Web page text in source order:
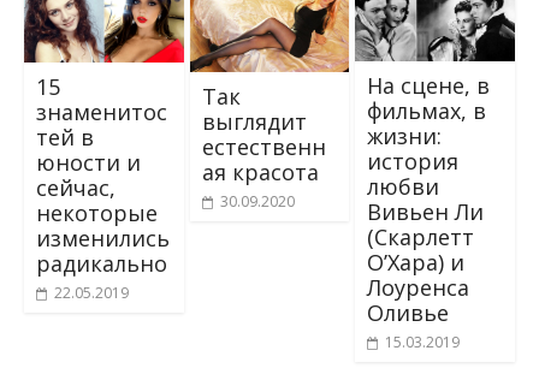
15
знаменитос
тей в
юнocти и
ceйчас,
некоторые
изменились
радикально
22.05.2019
Так
выглядит
естественн
ая красота
30.09.2020
На сцене, в
фильмах, в
жизни:
история
любви
Вивьен Ли
(Скарлетт
О’Хара) и
Лоуренса
Оливье
15.03.2019